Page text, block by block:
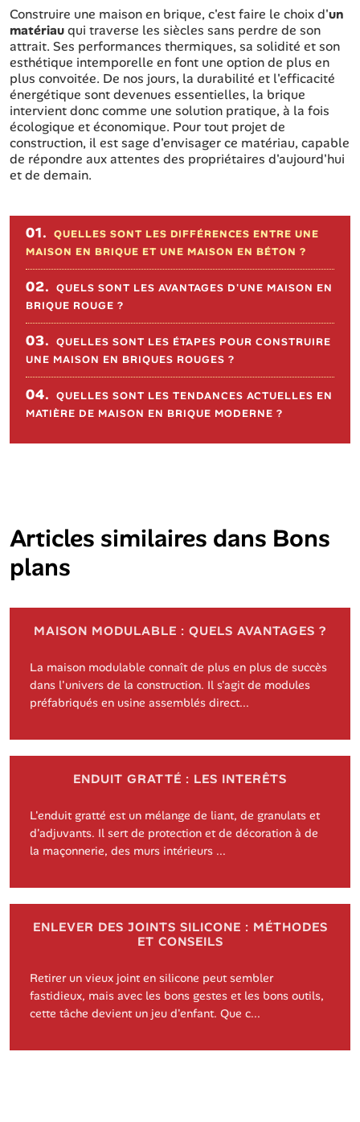
Construire une maison en brique, c'est faire le choix d'un
matériauqui traverse les siècles sans perdre de son
attrait. Ses performances thermiques, sa solidité et son
esthétique intemporelle en font une option de plus en
plus convoitée. De nos jours, la durabilité et l'efficacité
énergétique sont devenues essentielles, la brique
intervient donc comme une solution pratique, à la fois
écologique et économique. Pour tout projet de
construction, il est sage d'envisager ce matériau, capable
de répondre aux attentes des propriétaires d'aujourd'hui
et de demain.
Sommaire de l'article
01. QUELLES SONT LES DIFFÉRENCES ENTRE UNE
MAISON EN BRIQUE ET UNE MAISON EN BÉTON ?
02. QUELS SONT LES AVANTAGES D'UNE MAISON EN
BRIQUE ROUGE ?
03. QUELLES SONT LES ÉTAPES POUR CONSTRUIRE
UNE MAISON EN BRIQUES ROUGES ?
04. QUELLES SONT LES TENDANCES ACTUELLES EN
MATIÈRE DE MAISON EN BRIQUE MODERNE ?
Articles similaires dans Bons
plans
MAISON MODULABLE : QUELS AVANTAGES ?
La maison modulable connaît de plus en plus de succès
dans l'univers de la construction. Il s'agit de modules
préfabriqués en usine assemblés direct...
ENDUIT GRATTÉ : LES INTERÊTS
L'enduit gratté est un mélange de liant, de granulats et
d'adjuvants. Il sert de protection et de décoration à de
la maçonnerie, des murs intérieurs ...
ENLEVER DES JOINTS SILICONE : MÉTHODES
ET CONSEILS
Retirer un vieux joint en silicone peut sembler
fastidieux, mais avec les bons gestes et les bons outils,
cette tâche devient un jeu d'enfant. Que c...